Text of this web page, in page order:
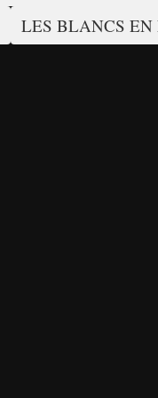
LES BLANCS EN